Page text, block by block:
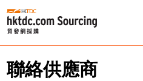
聯絡供應商